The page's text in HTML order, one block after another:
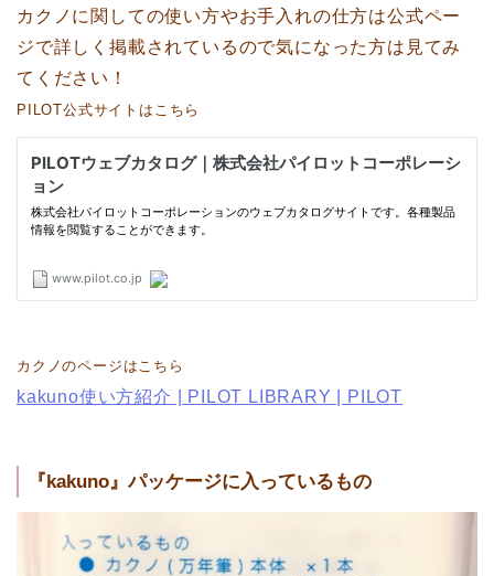
カクノに関しての使い方やお手入れの仕方は公式ペー
ジで詳しく掲載されているので気になった方は見てみ
てください！
PILOT公式サイトはこちら
カクノのページはこちら
kakuno使い方紹介 | PILOT LIBRARY | PILOT
『kakuno』パッケージに入っているもの